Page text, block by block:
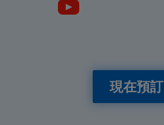
現在預訂